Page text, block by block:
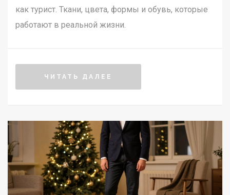
как турист. Ткани, цвета, формы и обувь, которые
работают в реальной жизни.
ЧИТАТЬ ДАЛЕЕ